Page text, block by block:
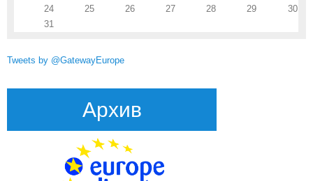
24
25 26 27 28 29
30
31
Tweets by @GatewayEurope
Архив